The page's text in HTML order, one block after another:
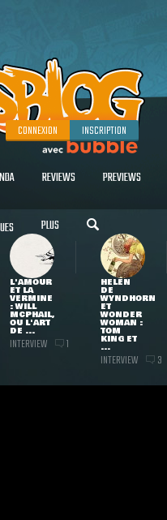
CONNEXION INSCRIPTION
REVIEWS PREVIEWS
PLUS
L'AMOUR
ET LA
VERMINE
: WILL
MCPHAIL,
OU L'ART
DE ...
INTERVIEW 1
HELEN
DE
WYNDHORN
ET
WONDER
WOMAN :
TOM
KING ET
...
INTERVIEW 3